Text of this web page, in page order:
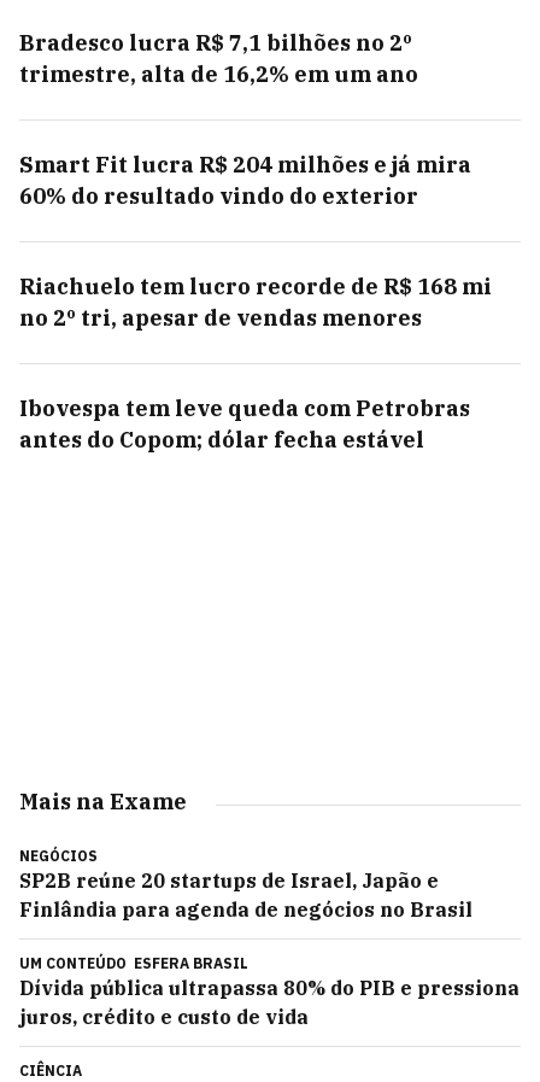
Bradesco lucra R$ 7,1 bilhões no 2º
trimestre, alta de 16,2% em um ano
Smart Fit lucra R$ 204 milhões e já mira
60% do resultado vindo do exterior
Riachuelo tem lucro recorde de R$ 168 mi
no 2º tri, apesar de vendas menores
Ibovespa tem leve queda com Petrobras
antes do Copom; dólar fecha estável
Mais na Exame
NEGÓCIOS
SP2B reúne 20 startups de Israel, Japão e
Finlândia para agenda de negócios no Brasil
UM CONTEÚDO ESFERA BRASIL
Dívida pública ultrapassa 80% do PIB e pressiona
juros, crédito e custo de vida
CIÊNCIA